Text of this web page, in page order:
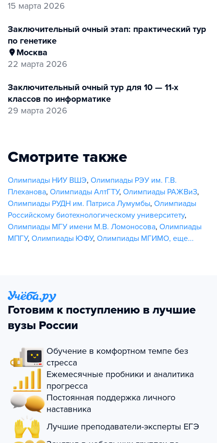
15 марта 2026
заключительный очный этап: практический тур
по генетике
Москва
22 марта 2026
заключительный очный тур для 10 — 11-х
классов по информатике
29 марта 2026
Смотрите также
Олимпиады НИУ ВШЭ, Олимпиады РЭУ им. Г.В.
Плеханова, Олимпиады АлтГТУ, Олимпиады РАЖВиЗ,
Олимпиады РУДН им. Патриса Лумумбы, Олимпиады
Российскому биотехнологическому университету,
Олимпиады МГУ имени М.В. Ломоносова, Олимпиады
МПГУ, Олимпиады ЮФУ, Олимпиады МГИМО, еще...
Готовим к поступлению в лучшие
вузы России
Обучение в комфортном темпе без
стресса
Ежемесячные пробники и аналитика
прогресса
Постоянная поддержка личного
наставника
Лучшие преподаватели-эксперты ЕГЭ